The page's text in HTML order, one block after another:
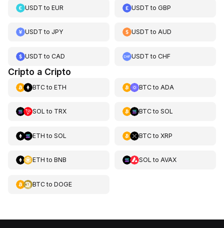
USDT to EUR USDT toGBP
USDT to JPY USDT toAUD
USDT to CAD USDT toCHF
Cripto a Cripto
BTCto ETH BTCto ADA
SOL to TRX BTCto SOL
ETH to SOL BTCto XRP
ETH to BNB SOL to AVAX
BTCto DOGE